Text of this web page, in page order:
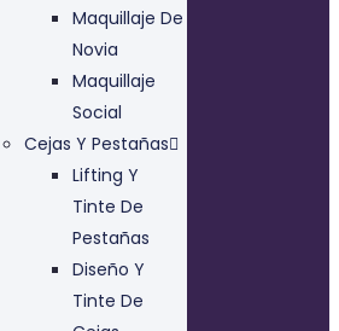
Maquillaje De
Novia
Maquillaje
Social
Cejas Y Pestañas
Lifting Y
Tinte De
Pestañas
Diseño Y
Tinte De